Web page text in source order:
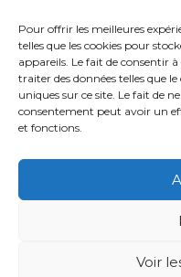
Pour offrir les meilleures
telles que les cookies pour
appareils. Le fait de consentir
traiter des données telles que
uniques sur ce site. Le fait de
consentement peut avoir un
et fonctions.
Voir